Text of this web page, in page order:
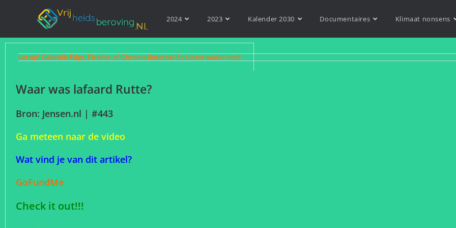
2024 2023 Kalender 2030 Documentaires Klimaat nonsens
Let op! Gebruik Edge, Firefox of Chrome (Internet Explorer werkt niet)
Waar was lafaard Rutte?
Bron: Jensen.nl | #443
Ga meteen naar de video
Wat vind je van dit artikel?
GoFundMe
Check it out!!!